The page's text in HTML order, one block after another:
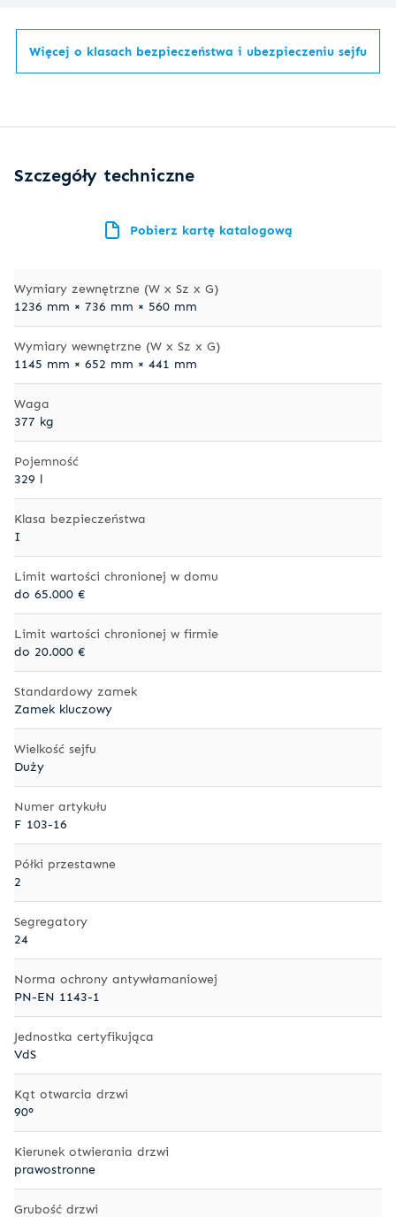
Więcej o klasach bezpieczeństwa i ubezpieczeniu sejfu
Szczegóły techniczne
Pobierz kartę katalogową
Wymiary zewnętrzne (W x Sz x G)
1236 mm × 736 mm × 560 mm
Wymiary wewnętrzne (W x Sz x G)
1145 mm × 652 mm × 441 mm
Waga
377 kg
Pojemność
329 l
Klasa bezpieczeństwa
I
Limit wartości chronionej w domu
do 65.000 €
Limit wartości chronionej w firmie
do 20.000 €
Standardowy zamek
Zamek kluczowy
Wielkość sejfu
Duży
Numer artykułu
F 103-16
Półki przestawne
2
Segregatory
24
Norma ochrony antywłamaniowej
PN-EN 1143-1
Jednostka certyfikująca
VdS
Kąt otwarcia drzwi
90°
Kierunek otwierania drzwi
prawostronne
Grubość drzwi